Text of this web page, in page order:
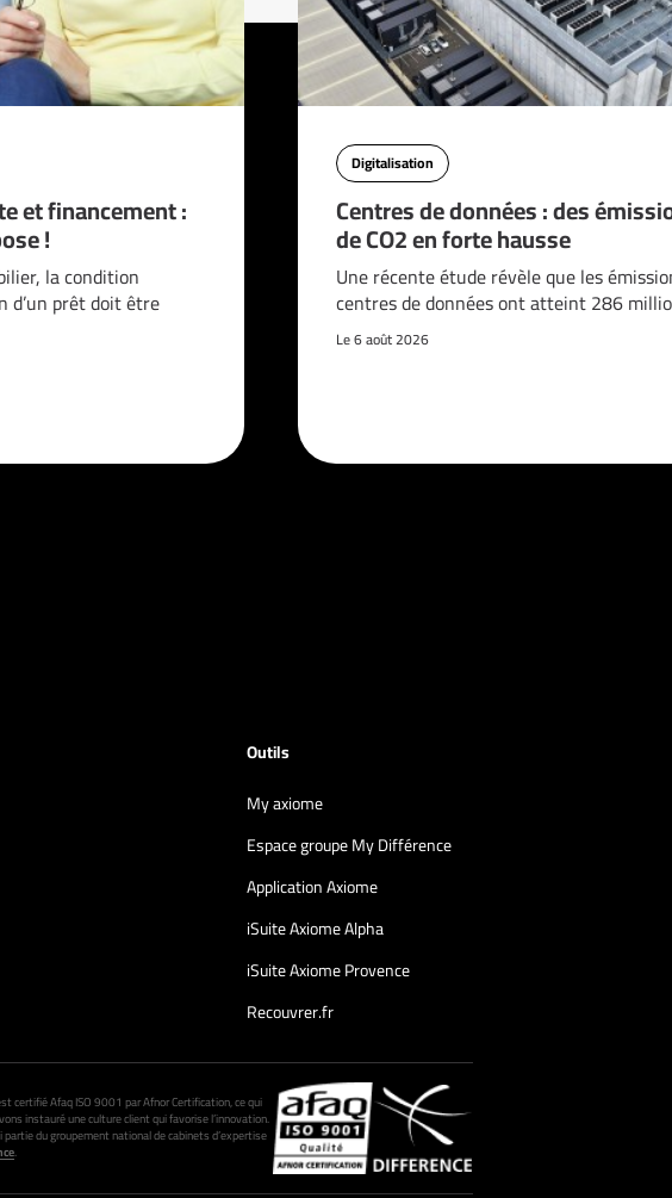
et financement :
!
la condition
d’un prêt doit être
Digitalisation
Centres de données : des
de CO2 en forte hausse
Une récente étude révèle que les
centres de données ont atteint 286
Le 6 août 2026
Outils
My axiome
Espace groupe My Différence
Application Axiome
iSuite Axiome Alpha
iSuite Axiome Provence
Recouvrer.fr
certifié Afaq ISO 9001 par Afnor Certification, ce qui
instauré une culture client qui favorise l’innovation.
du groupement national de cabinets d’expertise
.